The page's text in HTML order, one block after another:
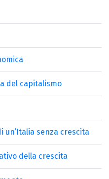
del capitalismo
un’Italia senza crescita
della crescita